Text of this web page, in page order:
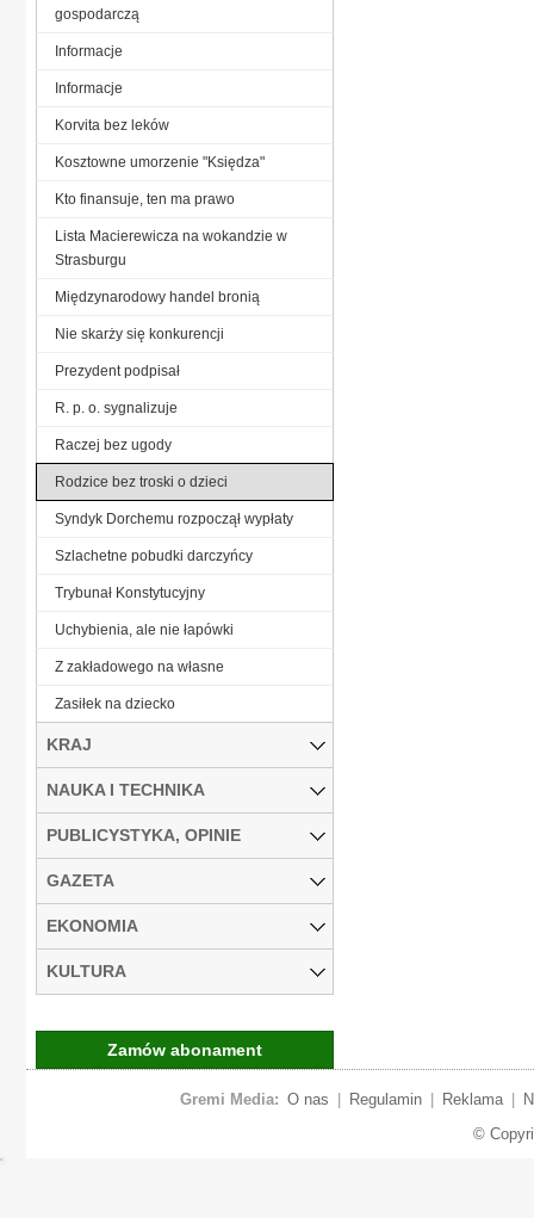
gospodarczą
Informacje
Informacje
Korvita bez leków
Kosztowne umorzenie "Księdza"
Kto finansuje, ten ma prawo
Lista Macierewicza na wokandzie w
Strasburgu
Międzynarodowy handel bronią
Nie skarży się konkurencji
Prezydent podpisał
R. p. o. sygnalizuje
Raczej bez ugody
Rodzice bez troski o dzieci
Syndyk Dorchemu rozpoczął wypłaty
Szlachetne pobudki darczyńcy
Trybunał Konstytucyjny
Uchybienia, ale nie łapówki
Z zakładowego na własne
Zasiłek na dziecko
KRAJ
NAUKA I TECHNIKA
PUBLICYSTYKA, OPINIE
GAZETA
EKONOMIA
KULTURA
Zamów abonament
Gremi Media: O nas Regulamin Reklama
©